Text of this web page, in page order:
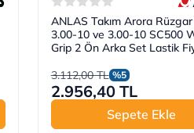
ANLAS Takım Arora
3.00-10 ve 3.00-10 SC500
Grip 2 Ön Arka Set Lastik
3.112,00 TL %5
2.956,40 TL
Sepete Ekle